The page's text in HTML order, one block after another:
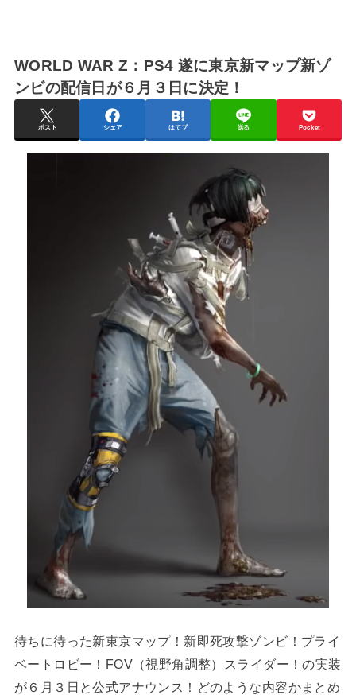
WORLD WAR Z：PS4 遂に東京新マップ新ゾ
ンビの配信日が６月３日に決定！
ポスト シェア はてブ 送る Pocket
待ちに待った新東京マップ！新即死攻撃ゾンビ！プライ
ベートロビー！FOV（視野角調整）スライダー！の実装
が６月３日と公式アナウンス！どのような内容かまとめ